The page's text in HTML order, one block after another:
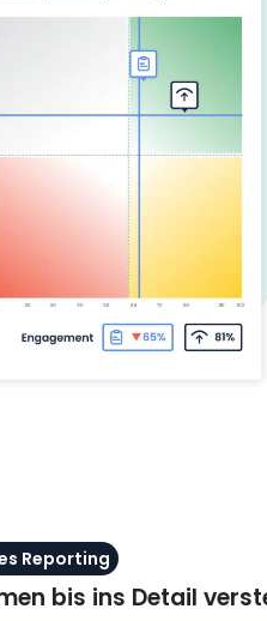
Reporting
bis ins Detail